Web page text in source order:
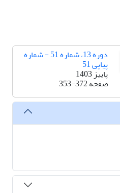
دوره 13، شماره 51 - شماره
پیاپی 51
پاییز 1403
صفحه353-372